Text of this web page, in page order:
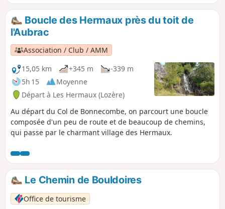
Boucle des Hermaux près du toit de
l'Aubrac
Association / Club / AMM
15,05 km
+345 m
-339 m
5h 15
Moyenne
Départ à Les Hermaux (Lozère)
Au départ du Col de Bonnecombe, on parcourt une boucle
composée d'un peu de route et de beaucoup de chemins,
qui passe par le charmant village des Hermaux.
Le Chemin de Bouldoires
Office de tourisme